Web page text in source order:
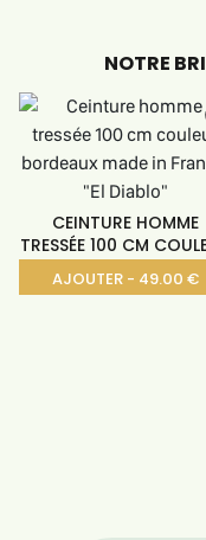
NOTRE
CEINTURE HOMME
TRESSÉE 100 CM
AJOUTER - 49.00 €